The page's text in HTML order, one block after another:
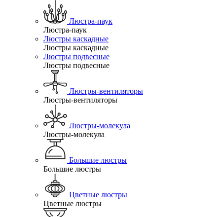
Люстра-паук
Люстра-паук
Люстры каскадные
Люстры каскадные
Люстры подвесные
Люстры подвесные
Люстры-вентиляторы
Люстры-вентиляторы
Люстры-молекула
Люстры-молекула
Большие люстры
Большие люстры
Цветные люстры
Цветные люстры